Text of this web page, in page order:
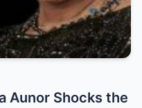
Aunor Shocks the